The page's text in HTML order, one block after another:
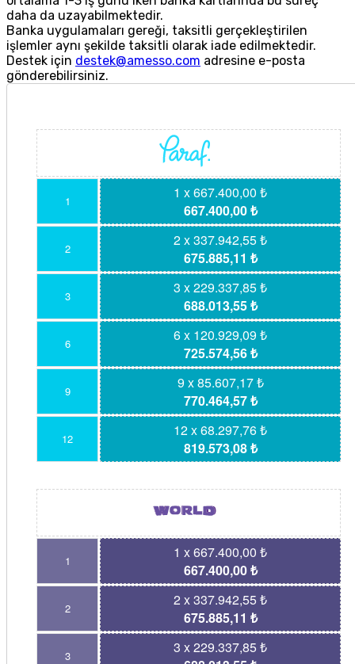
daha da uzayabilmektedir.
Banka uygulamaları gereği, taksitli gerçekleştirilen
işlemler aynı şekilde taksitli olarak iade edilmektedir.
Destek için destek@amesso.com adresine e-posta
gönderebilirsiniz.
1
1 x 667.400,00 ₺
667.400,00 ₺
2
2 x 337.942,55 ₺
675.885,11 ₺
3
3 x 229.337,85 ₺
688.013,55 ₺
6
6 x 120.929,09 ₺
725.574,56 ₺
9
9 x 85.607,17 ₺
770.464,57 ₺
12
12 x 68.297,76 ₺
819.573,08 ₺
1
1 x 667.400,00 ₺
667.400,00 ₺
2
2 x 337.942,55 ₺
675.885,11 ₺
3
3 x 229.337,85 ₺